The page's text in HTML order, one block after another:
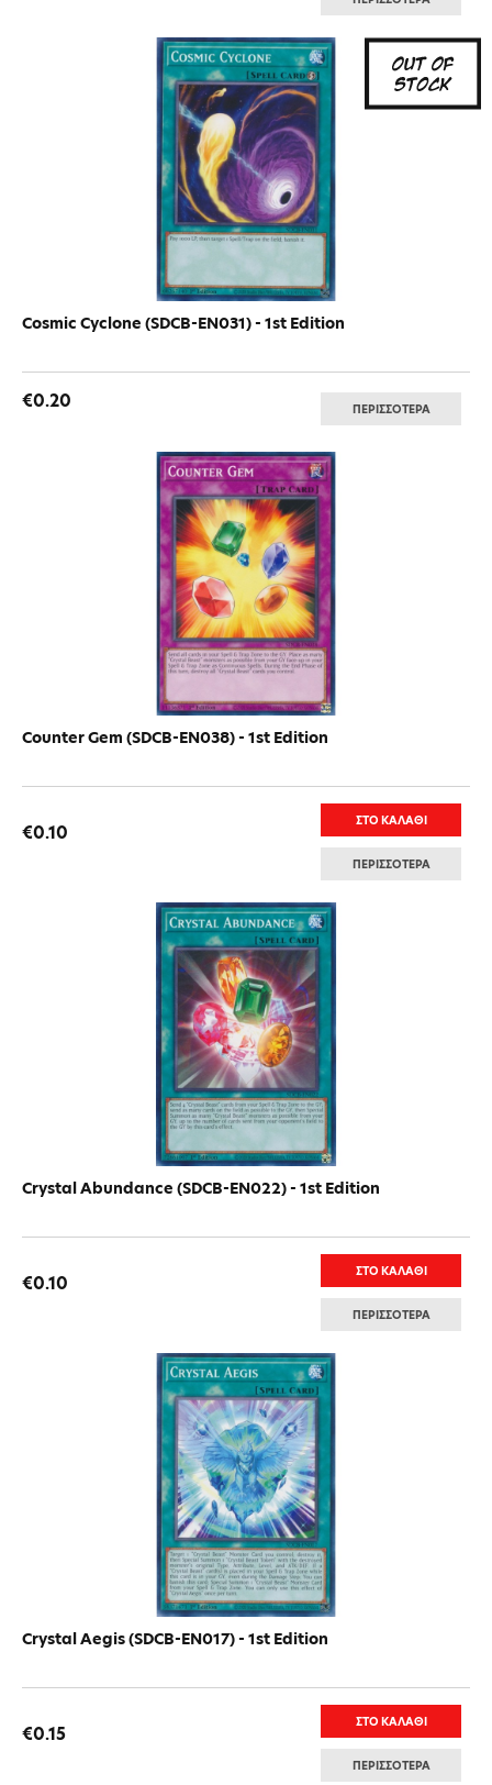
Cosmic Cyclone (SDCB-EN031) - 1st Edition
€0.20 ΠΕΡΙΣΣΟΤΕΡΑ
Counter Gem (SDCB-EN038) - 1st Edition
€0.10
ΣΤΟ ΚΑΛΑΘΙ
ΠΕΡΙΣΣΟΤΕΡΑ
Crystal Abundance (SDCB-EN022) - 1st Edition
€0.10
ΣΤΟ ΚΑΛΑΘΙ
ΠΕΡΙΣΣΟΤΕΡΑ
Crystal Aegis (SDCB-EN017) - 1st Edition
€0.15
ΣΤΟ ΚΑΛΑΘΙ
ΠΕΡΙΣΣΟΤΕΡΑ